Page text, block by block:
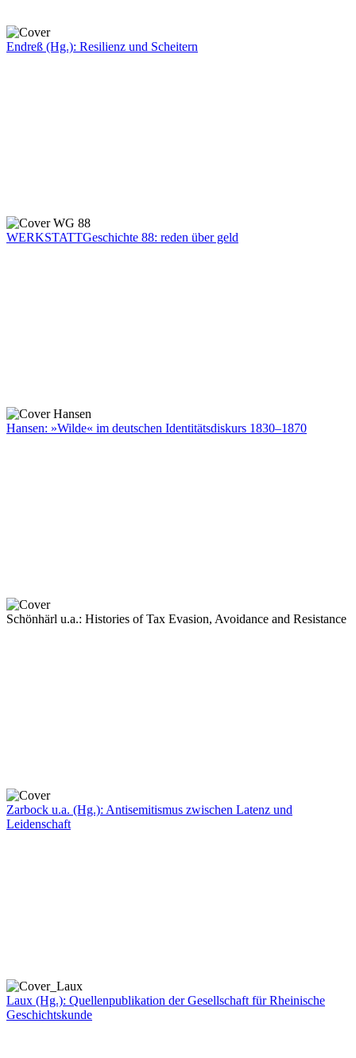
Endreß (Hg.): Resilienz und Scheitern
WERKSTATTGeschichte 88: reden über geld
Hansen: »Wilde« im deutschen Identitätsdiskurs 1830–1870
Schönhärl u.a.: Histories of Tax Evasion, Avoidance and Resistance
Zarbock u.a. (Hg.): Antisemitismus zwischen Latenz und
Leidenschaft
Laux (Hg.): Quellenpublikation der Gesellschaft für Rheinische
Geschichtskunde